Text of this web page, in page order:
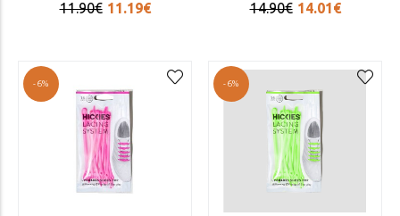
11.90€ 11.19€ 14.90€ 14.01€
-6% -6%